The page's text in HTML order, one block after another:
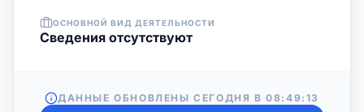
ОСНОВНОЙ ВИД ДЕЯТЕЛЬНОСТИ
Cведения отсутствуют
ДАННЫЕ ОБНОВЛЕНЫ СЕГОДНЯ В08:49:13